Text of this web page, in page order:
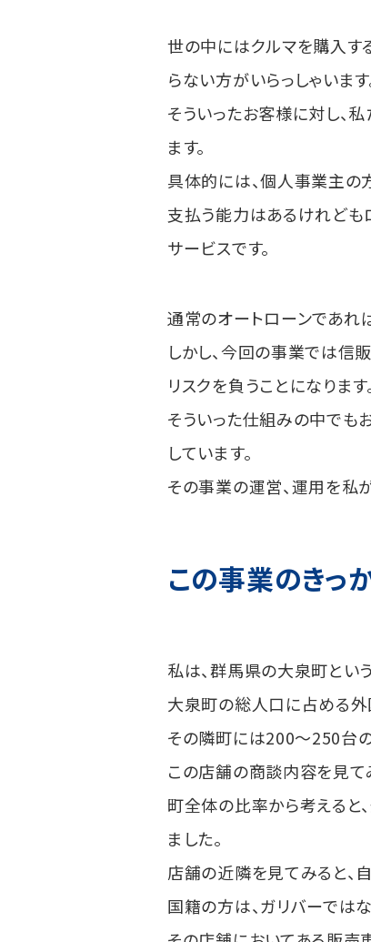
世の中にはクルマを購入す
らない方がいらっしゃいます
そういったお客様に対し、
ます。
具体的には、個人事業主の
支払う能力はあるけれど
サービスです。
通常のオートローンであれ
しかし、今回の事業では信
リスクを負うことになります
そういった仕組みの中でも
しています。
その事業の運営、運用を私
この事業のきっ
私は、群馬県の大泉町とい
大泉町の総人口に占める外
その隣町には200〜250台
この店舗の商談内容を見て
町全体の比率から考えると
ました。
店舗の近隣を見てみると、
国籍の方は、ガリバーでは